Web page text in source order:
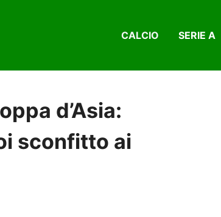
CALCIO SERIE A
d’Asia:
sconfitto ai